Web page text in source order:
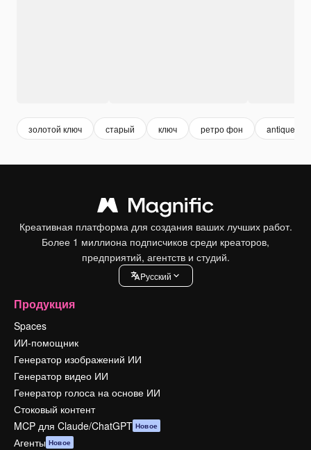
золотой ключ старый ключ ретро фон antique
Креативная платформа для создания ваших лучших работ.
Более 1 миллиона подписчиков среди креаторов,
предприятий, агентств и студий.
Pусский
Продукция
Spaces
ИИ-помощник
Генератор изображений ИИ
Генератор видео ИИ
Генератор голоса на основе ИИ
Стоковый контент
MCP для Claude/ChatGPT Новое
Агенты Новое